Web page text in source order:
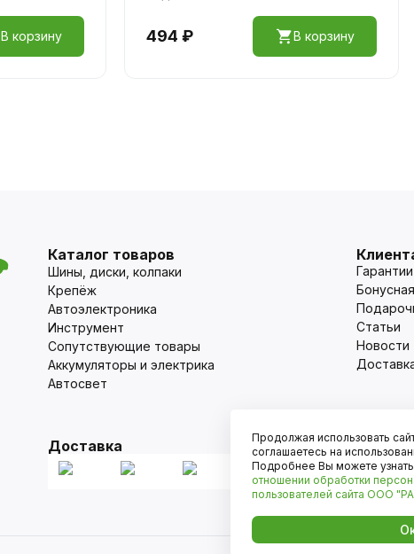
В корзину 494 ₽ В корзину
Каталог товаров
Шины, диски, колпаки
Крепёж
Автоэлектроника
Инструмент
Сопутствующие товары
Аккумуляторы и электрика
Автосвет
Статьи
Новости
Доставка Оплата
Продолжая использовать
соглашаетесь на
Подробнее Вы можете
отношении обработки
пользователей сайта ООО